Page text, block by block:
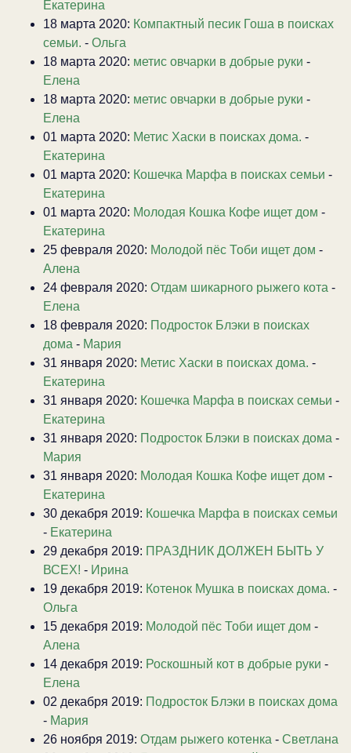
Екатерина
18 марта 2020: Компактный песик Гоша в поисках
семьи. - Ольга
18 марта 2020: метис овчарки в добрые руки -
Елена
18 марта 2020: метис овчарки в добрые руки -
Елена
01 марта 2020: Метис Хаски в поисках дома. -
Екатерина
01 марта 2020: Кошечка Марфа в поисках семьи -
Екатерина
01 марта 2020: Молодая Кошка Кофе ищет дом -
Екатерина
25 февраля 2020: Молодой пёс Тоби ищет дом -
Алена
24 февраля 2020: Отдам шикарного рыжего кота -
Елена
18 февраля 2020: Подросток Блэки в поисках
дома - Мария
31 января 2020: Метис Хаски в поисках дома. -
Екатерина
31 января 2020: Кошечка Марфа в поисках семьи -
Екатерина
31 января 2020: Подросток Блэки в поисках дома -
Мария
31 января 2020: Молодая Кошка Кофе ищет дом -
Екатерина
30 декабря 2019: Кошечка Марфа в поисках семьи
- Екатерина
29 декабря 2019: ПРАЗДНИК ДОЛЖЕН БЫТЬ У
ВСЕХ! - Ирина
19 декабря 2019: Котенок Мушка в поисках дома. -
Ольга
15 декабря 2019: Молодой пёс Тоби ищет дом -
Алена
14 декабря 2019: Роскошный кот в добрые руки -
Елена
02 декабря 2019: Подросток Блэки в поисках дома
- Мария
26 ноября 2019: Отдам рыжего котенка - Светлана